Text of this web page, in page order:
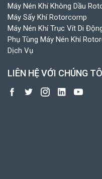
Máy Nén Khí Không Dầu
Máy Sấy Khí Rotorcomp
Máy Nén Khí Trục Vít Di
Phụ Tùng Máy Nén Khí
Dịch Vụ
LIÊN HỆ VỚI CHÚNG